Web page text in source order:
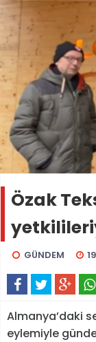
Özak
GÜNDEM
Almanya’daki
eylemiyle